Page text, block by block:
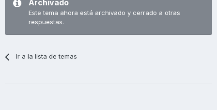
Archivado
Este tema ahora está archivado y cerrado a otras
respuestas.
Ir a la lista de temas